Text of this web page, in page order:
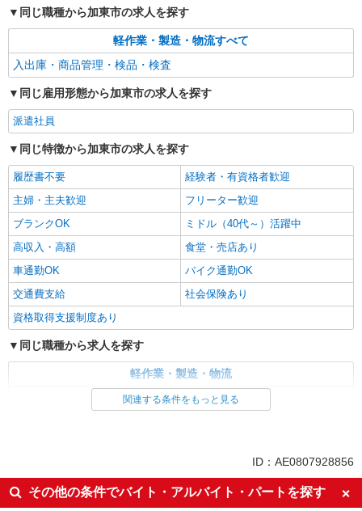
同じ職種から加東市の求人を探す
軽作業・製造・物流すべて
入出庫・商品管理・検品・検査
同じ雇用形態から加東市の求人を探す
派遣社員
同じ特徴から加東市の求人を探す
履歴書不要
経験者・有資格者歓迎
主婦・主夫歓迎
フリーター歓迎
ブランクOK
ミドル（40代～）活躍中
高収入・高額
食堂・売店あり
車通勤OK
バイク通勤OK
交通費支給
社会保険あり
資格取得支援制度あり
同じ職種から求人を探す
軽作業・製造・物流
入出庫・商品管理・検品・検査
交通費支給
社会保険あり
関連する条件をもっと見る
ID：AE0807928856
その他の条件でバイト・アルバイト・パートを探す